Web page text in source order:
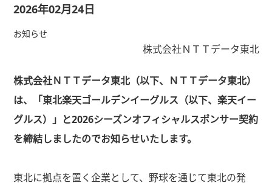
2026年02月24日
お知らせ
株式会社ＮＴＴデータ東北
株式会社ＮＴＴデータ東北（以下、ＮＴＴデータ東北）
は、「東北楽天ゴールデンイーグルス（以下、楽天イー
グルス）」と2026シーズンオフィシャルスポンサー契約
を締結しましたのでお知らせいたします。
東北に拠点を置く企業として、野球を通じて東北の発